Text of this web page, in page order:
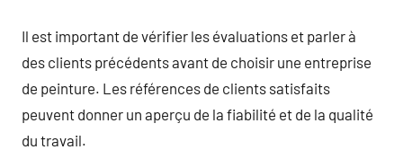
Il est important de vérifier les évaluations et parler à
des clients précédents avant de choisir une entreprise
de peinture. Les références de clients satisfaits
peuvent donner un aperçu de la fiabilité et de la qualité
du travail.